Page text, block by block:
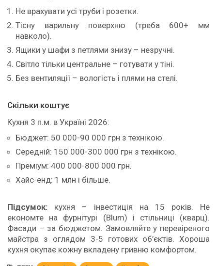
Не врахувати усі труби і розетки.
Тісну варильну поверхню (треба 600+ мм
навколо).
Ящики у шафи з петлями знизу – незручні.
Світло тільки центральне – готувати у тіні.
Без вентиляції – вологість і плями на стелі.
Скільки коштує
Кухня 3 п.м. в Україні 2026:
Бюджет: 50 000-90 000 грн з технікою.
Середній: 150 000-300 000 грн з технікою.
Преміум: 400 000-800 000 грн.
Хайс-енд: 1 млн і більше.
Підсумок: кухня – інвестиція на 15 років. Не
економте на фурнітурі (Blum) і стільниці (кварц).
Фасади – за бюджетом. Замовляйте у перевіреного
майстра з оглядом 3-5 готових об’єктів. Хороша
кухня окупає кожну вкладену гривню комфортом.